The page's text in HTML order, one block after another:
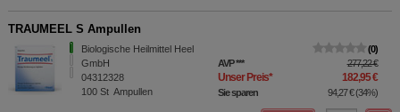
TRAUMEEL S Ampullen
Biologische Heilmittel Heel
GmbH
04312328
100 St Ampullen
0
AVP*** 277,22 €
Unser Preis* 182,95 €
Sie sparen 94,27 €(34%)